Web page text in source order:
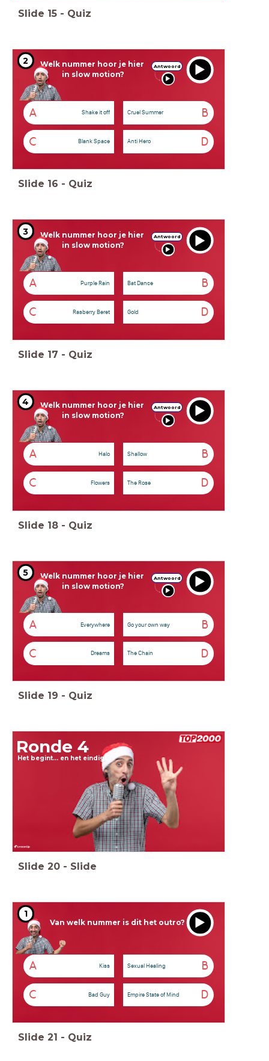
Slide 15 - Quiz
Antwoord
Welk nummer hoor je hier
in slow motion?
2
A Shake it off B
Cruel Summer
C Blank Space D
Anti Hero
Slide 16 - Quiz
Antwoord
Welk nummer hoor je hier
in slow motion?
3
A Purple Rain B
Bat Dance
C Rasberry Beret D
Gold
Slide 17 - Quiz
Antwoord
Welk nummer hoor je hier
in slow motion?
4
A Halo B
Shallow
C Flowers D
The Rose
Slide 18 - Quiz
Antwoord
Welk nummer hoor je hier
in slow motion?
5
A Everywhere B
Go your own way
C Dreams D
The Chain
Slide 19 - Quiz
Ronde 4
Het begint... en het eindigt.
Slide 20 - Slide
1
Van welk nummer is dit het outro?
A Kiss B
Sexual Healing
C Bad Guy D
Empire State of Mind
Slide 21 - Quiz